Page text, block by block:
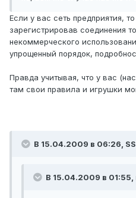
Если у вас сеть предприятия,
зарегистрировав соединения
некоммерческого
упрощенный порядок,
Правда учитывая, что у вас
там свои правила и игрушки
В 15.04.2009 в 06:26,
В 15.04.2009 в 01:55,